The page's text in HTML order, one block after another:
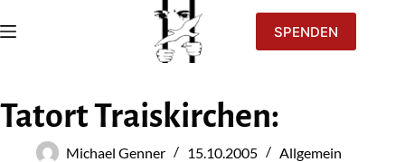
SPENDEN
Tatort Traiskirchen:
Michael Genner 15.10.2005 Allgemein